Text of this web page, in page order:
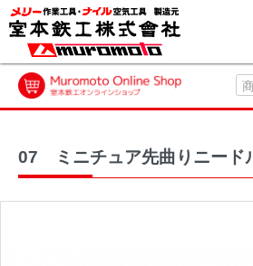
07 ミニチュア先曲りニード